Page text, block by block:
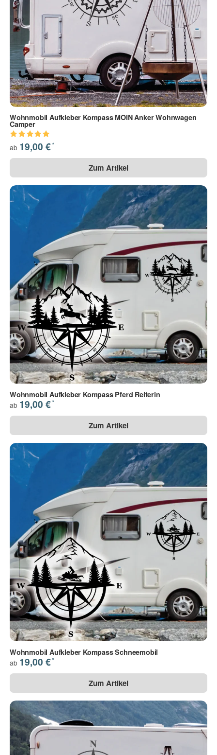
Wohnmobil Aufkleber Kompass MOIN Anker Wohnwagen
Camper
ab 19,00 €*
Zum Artikel
Wohnmobil Aufkleber Kompass Pferd Reiterin
ab 19,00 €*
Zum Artikel
Wohnmobil Aufkleber Kompass Schneemobil
ab 19,00 €*
Zum Artikel